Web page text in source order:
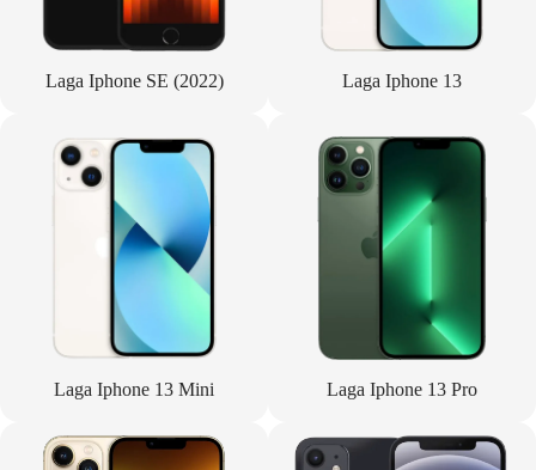
Laga Iphone SE (2022) Laga Iphone 13
Laga Iphone 13 Mini Laga Iphone 13 Pro